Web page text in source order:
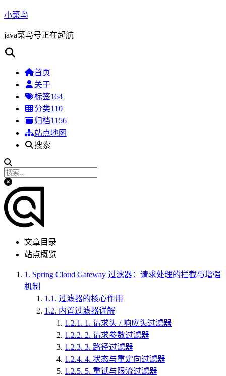
小菜鸟
java菜鸟号正在起航
首页
关于
标签164
分类110
归档1156
站点地图
搜索
文章目录
站点概览
1. Spring Cloud Gateway 过滤器：请求处理的拦截与增强
机制
1.1. 过滤器的核心作用
1.2. 内置过滤器详解
1.2.1. 1. 请求头 / 响应头过滤器
1.2.2. 2. 请求参数过滤器
1.2.3. 3. 路径过滤器
1.2.4. 4. 状态与重定向过滤器
1.2.5. 5. 重试与限流过滤器